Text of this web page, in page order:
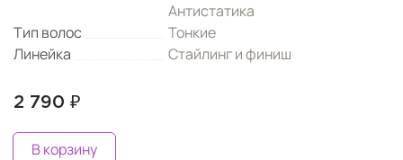
Антистатика
Тип волос
Тонкие
Линейка
Стайлинг и финиш
2 790 ₽
В корзину